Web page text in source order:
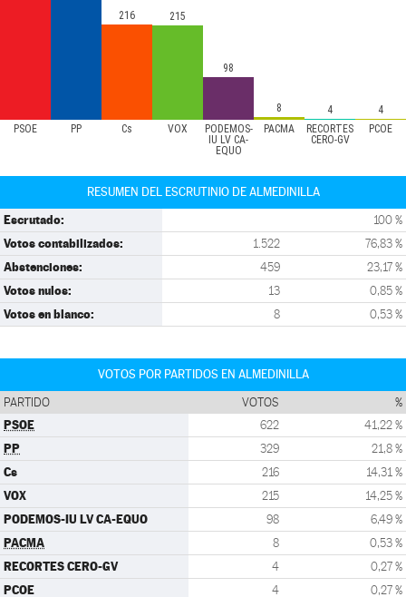
PSOE PP Cs VOX
PODEMOS-
IU LV CA-
EQUO
PACMA
RECORTES
CERO-GV
PCOE
216 215
98
8 4 4
RESUMEN DEL ESCRUTINIO DE ALMEDINILLA
Escrutado: 100 %
Votos contabilizados: 1.522 76,83 %
Abstenciones: 459 23,17 %
Votos nulos: 13 0,85 %
Votos en blanco: 8 0,53 %
VOTOS POR PARTIDOS EN ALMEDINILLA
PARTIDO VOTOS %
PSOE 622 41,22 %
PP 329 21,8 %
Cs 216 14,31 %
VOX 215 14,25 %
PODEMOS-IU LV CA-EQUO 98 6,49 %
PACMA 8 0,53 %
RECORTES CERO-GV 4 0,27 %
PCOE 4 0,27 %